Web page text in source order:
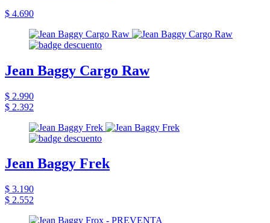
$ 4.690
Jean Baggy Cargo Raw
$ 2.990
$ 2.392
Jean Baggy Frek
$ 3.190
$ 2.552